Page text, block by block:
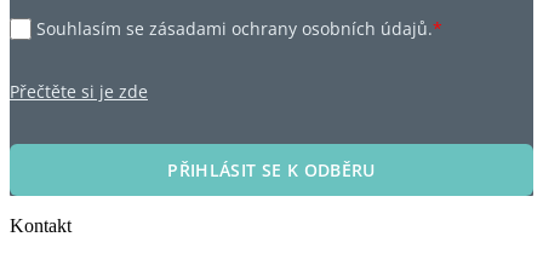
Souhlasím se zásadami ochrany osobních údajů.*
Přečtěte si je zde
PŘIHLÁSIT SE K ODBĚRU
Kontakt